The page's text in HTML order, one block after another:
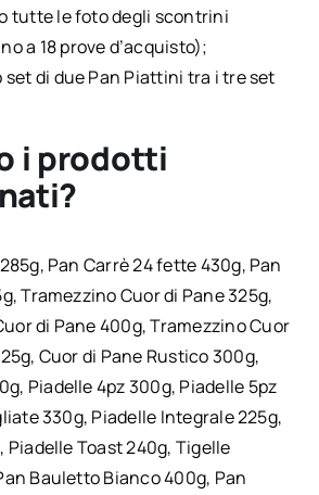
tutte le foto degli scontrini
a 18 prove d’acquisto);
set di due Pan Piattini tra i tre set
i prodotti
Pan Carrè 24 fette 430g, Pan
Tramezzino Cuor di Pane 325g,
di Pane 400g, Tramezzino Cuor
Cuor di Pane Rustico 300g,
Piadelle 4pz 300g, Piadelle 5pz
330g, Piadelle Integrale 225g,
Piadelle Toast 240g, Tigelle
Bauletto Bianco 400g, Pan